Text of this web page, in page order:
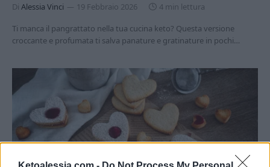
Di Alessia Vinci 19 Febbraio 2026
4 min lettura
Ti manca il pangrattato nella tua cucina keto? Questa versione
croccante e profumata ti salva panature e gratinature in pochi…